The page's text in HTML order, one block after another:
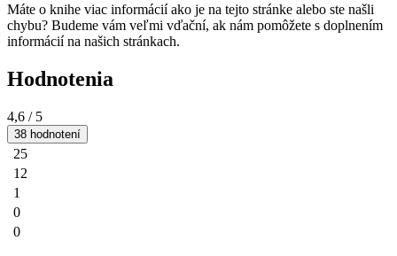
Máte o knihe viac informácií ako je na tejto stránke alebo ste našli
chybu? Budeme vám veľmi vďační, ak nám pomôžete s doplnením
informácií na našich stránkach.
Hodnotenia
4,6 / 5
38 hodnotení
25
12
1
0
0